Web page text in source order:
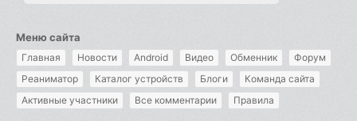
Меню сайта
Главная Новости Android Видео Обменник
Форум
Реаниматор
Каталог устройств Блоги
Команда сайта
Активные участники
Все комментарии Правила